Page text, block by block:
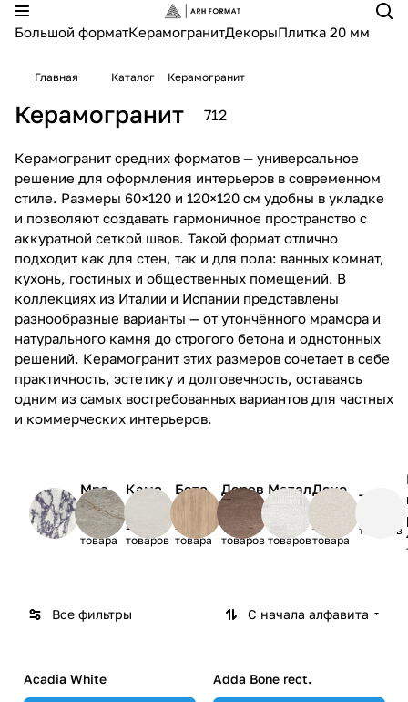
Большой форматКерамогранитДекорыПлитка 20 мм
Главная Каталог Керамогранит
Керамогранит 712
Керамогранит средних форматов — универсальное
решение для оформления интерьеров в современном
стиле. Размеры 60×120 и 120×120 см удобны в укладке
и позволяют создавать гармоничное пространство с
аккуратной сеткой швов. Такой формат отлично
подходит как для стен, так и для пола: ванных комнат,
кухонь, гостиных и общественных помещений. В
коллекциях из Италии и Испании представлены
разнообразные варианты — от утончённого мрамора и
натурального камня до строгого бетона и однотонных
решений. Керамогранит этих размеров сочетает в себе
практичность, эстетику и долговечность, оставаясь
одним из самых востребованных вариантов для частных
и коммерческих интерьеров.
Мра
мор
34
товара
Каме
нь
189
товаров
Бето
104
товара
Дерев
о
97
товаров
Метал
7
товаров
Деко
товара
Ткань
товаров
Все фильтры С начала алфавита
Acadia White Adda Bone rect.